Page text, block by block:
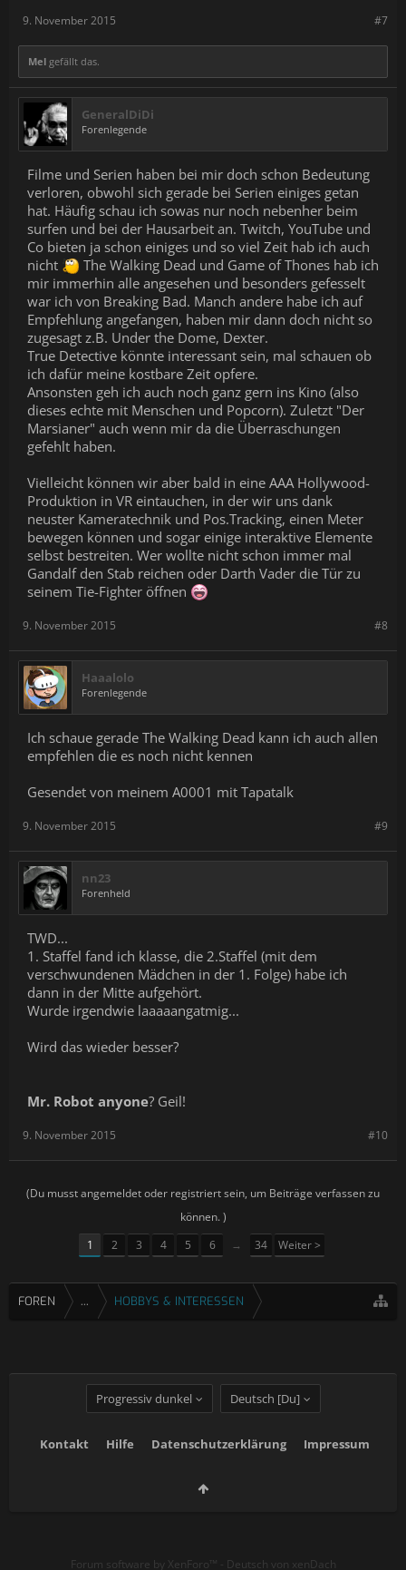
#7
9. November 2015
Mel gefällt das.
GeneralDiDi
Forenlegende
Filme und Serien haben bei mir doch schon Bedeutung
verloren, obwohl sich gerade bei Serien einiges getan
hat. Häufig schau ich sowas nur noch nebenher beim
surfen und bei der Hausarbeit an. Twitch, YouTube und
Co bieten ja schon einiges und so viel Zeit hab ich auch
nicht
The Walking Dead und Game of Thones hab ich
mir immerhin alle angesehen und besonders gefesselt
war ich von Breaking Bad. Manch andere habe ich auf
Empfehlung angefangen, haben mir dann doch nicht so
zugesagt z.B. Under the Dome, Dexter.
True Detective könnte interessant sein, mal schauen ob
ich dafür meine kostbare Zeit opfere.
Ansonsten geh ich auch noch ganz gern ins Kino (also
dieses echte mit Menschen und Popcorn). Zuletzt "Der
Marsianer" auch wenn mir da die Überraschungen
gefehlt haben.
Vielleicht können wir aber bald in eine AAA Hollywood-
Produktion in VR eintauchen, in der wir uns dank
neuster Kameratechnik und Pos.Tracking, einen Meter
bewegen können und sogar einige interaktive Elemente
selbst bestreiten. Wer wollte nicht schon immer mal
Gandalf den Stab reichen oder Darth Vader die Tür zu
seinem Tie-Fighter öffnen
#8
9. November 2015
Haaalolo
Forenlegende
Ich schaue gerade The Walking Dead kann ich auch allen
empfehlen die es noch nicht kennen
Gesendet von meinem A0001 mit Tapatalk
#9
9. November 2015
nn23
Forenheld
TWD...
1. Staffel fand ich klasse, die 2.Staffel (mit dem
verschwundenen Mädchen in der 1. Folge) habe ich
dann in der Mitte aufgehört.
Wurde irgendwie laaaaangatmig...
Wird das wieder besser?
Mr. Robot anyone? Geil!
#10
9. November 2015
(Du musst angemeldet oder registriert sein, um Beiträge verfassen zu
können. )
1
2 3 4 5 6 → 34 Weiter >
FOREN ... HOBBYS & INTERESSEN
Progressiv dunkel Deutsch [Du]
Kontakt Hilfe Datenschutzerklärung Impressum
Forum software by XenForo™ - Deutsch von xenDach